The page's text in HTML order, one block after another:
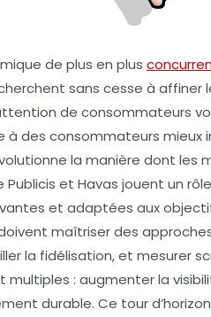
de plus en plus
sans cesse à
de consommateurs
à des consommateurs mieux
la manière dont les
et Havas jouent un
et adaptées aux
maîtriser des
la fidélisation, et mesurer
multiples : augmenter la
durable. Ce tour